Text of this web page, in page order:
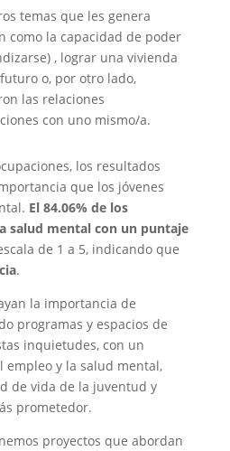
temas que les genera
como la capacidad de poder
, lograr una vivienda
o, por otro lado,
las relaciones
con uno mismo/a.
los resultados
que los jóvenes
El 84.06% de los
salud mental con un puntaje
de 1 a 5, indicando que
.
la importancia de
programas y espacios de
inquietudes, con un
empleo y la salud mental,
de vida de la juventud y
prometedor.
proyectos que abordan